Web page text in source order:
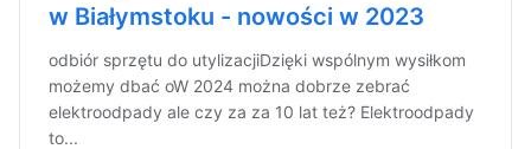
w Białymstoku - nowości w 2023
odbiór sprzętu do utylizacjiDzięki wspólnym wysiłkom
możemy dbać oW 2024 można dobrze zebrać
elektroodpady ale czy za za 10 lat też? Elektroodpady
to...